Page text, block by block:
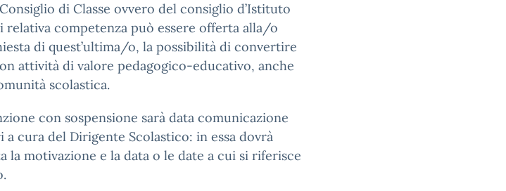
di Classe ovvero del consiglio d’Istituto
relativa competenza può essere offerta alla/o
di quest’ultima/o, la possibilità di convertire
attività di valore pedagogico-educativo, anche
scolastica.
con sospensione sarà data comunicazione
cura del Dirigente Scolastico: in essa dovrà
la motivazione e la data o le date a cui si riferisce